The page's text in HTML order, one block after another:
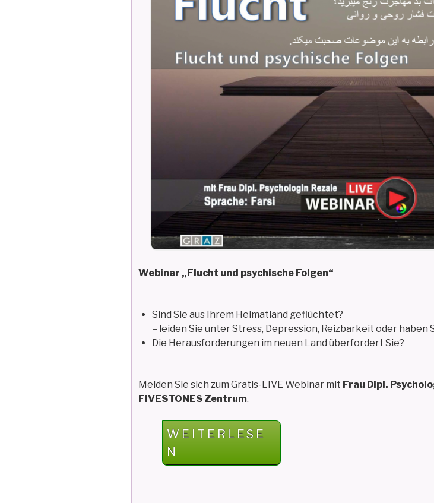
Webinar „Flucht und psychische Folgen“
Sind Sie aus Ihrem Heimatland geflüchtet?
– leiden Sie unter Stress, Depression, Reizbarkeit oder
Die Herausforderungen im neuen Land überfordert Sie?
Melden Sie sich zum Gratis-LIVE Webinar mit Frau Dipl.
FIVESTONES Zentrum.
„FIVESTONES
WEBINAR:
FLUCHT
WEITERLESE
N